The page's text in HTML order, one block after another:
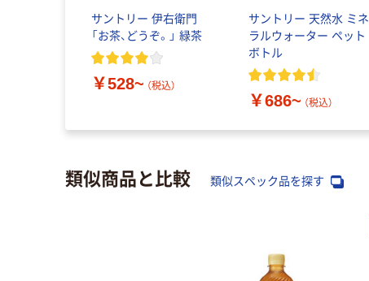
サントリー 伊右衛門
「お茶、どうぞ。」 緑茶
￥528~ （税込）
サントリー 天然水 ミネ
ラルウォーター ペット
ボトル
￥686~ （税込）
類似商品と比較 類似スペック品を探す